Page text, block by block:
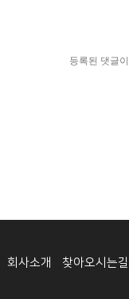
등록된 댓글
회사소개 찾아오시는길